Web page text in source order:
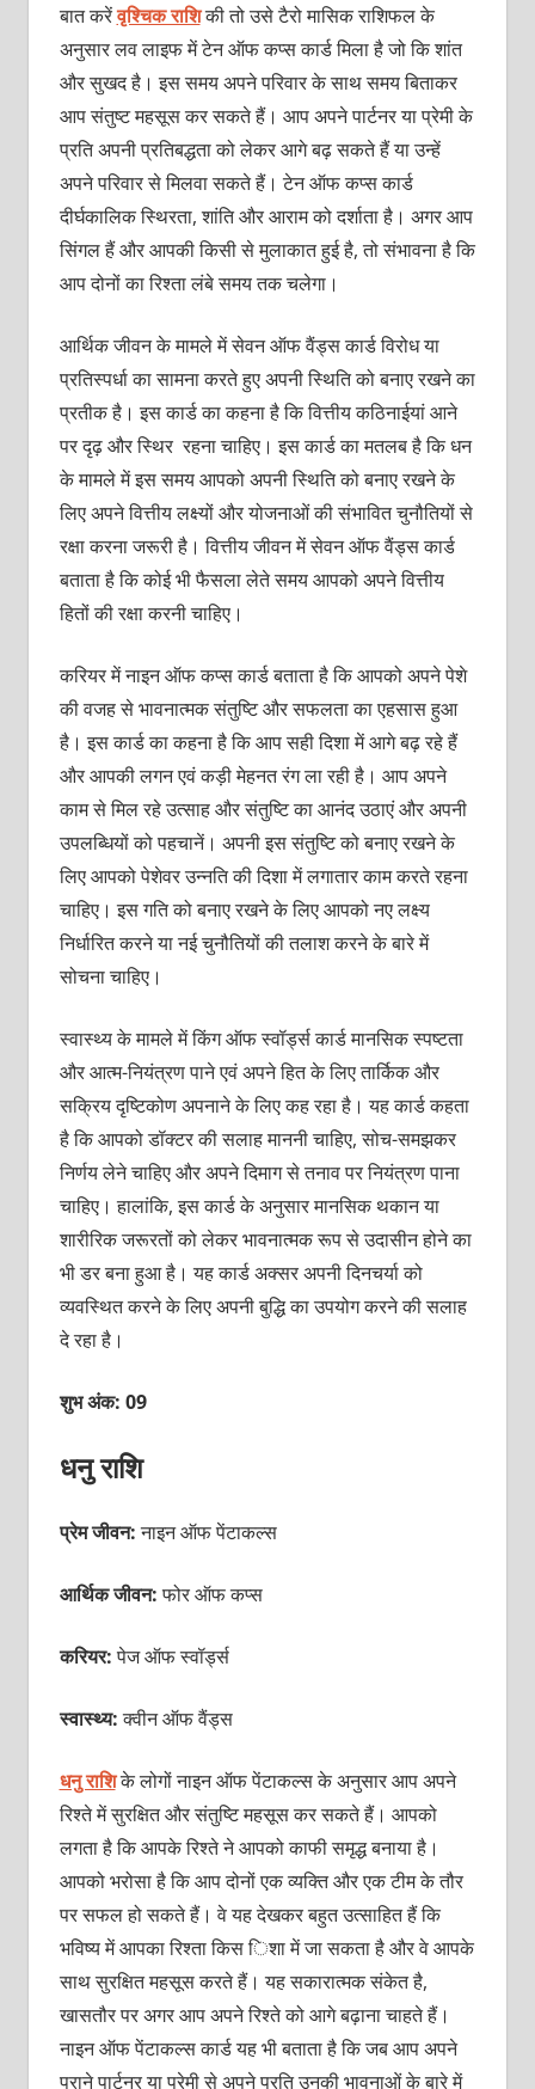
बात करेंवृश्चिक राशिकी तो उसे टैरो मासिक राशिफल के
अनुसार लव लाइफ में टेन ऑफ कप्‍स कार्ड मिला है जो कि शांत
और सुखद है। इस समय अपने परिवार के साथ समय बिताकर
आप संतुष्‍ट महसूस कर सकते हैं। आप अपने पार्टनर या प्रेमी के
प्रति अपनी प्रतिबद्धता को लेकर आगे बढ़ सकते हैं या उन्‍हें
अपने परिवार से मिलवा सकते हैं। टेन ऑफ कप्‍स कार्ड
दीर्घकालिक स्थिरता, शांति और आराम को दर्शाता है। अगर आप
सिंगल हैं और आपकी किसी से मुलाकात हुई है, तो संभावना है कि
आप दोनों का रिश्‍ता लंबे समय तक चलेगा।
आर्थिक जीवन के मामले में सेवन ऑफ वैंड्स कार्ड विरोध या
प्रतिस्‍पर्धा का सामना करते हुए अपनी स्थिति को बनाए रखने का
प्रतीक है। इस कार्ड का कहना है कि वित्तीय कठिनाईयां आने
पर दृढ़ और स्थिर रहना चाहिए। इस कार्ड का मतलब है कि धन
के मामले में इस समय आपको अपनी स्थिति को बनाए रखने के
लिए अपने वित्तीय लक्ष्‍यों और योजनाओं की संभावित चुनौतियों से
रक्षा करना जरूरी है। वित्तीय जीवन में सेवन ऑफ वैंड्स कार्ड
बताता है कि कोई भी फैसला लेते समय आपको अपने वित्तीय
हितों की रक्षा करनी चाहिए।
करियर में नाइन ऑफ कप्‍स कार्ड बताता है कि आपको अपने पेशे
की वजह से भावनात्‍मक संतुष्टि और सफलता का एहसास हुआ
है। इस कार्ड का कहना है कि आप सही दिशा में आगे बढ़ रहे हैं
और आपकी लगन एवं कड़ी मेहनत रंग ला रही है। आप अपने
काम से मिल रहे उत्‍साह और संतुष्टि का आनंद उठाएं और अपनी
उपलब्धियों को पहचानें। अपनी इस संतुष्टि को बनाए रखने के
लिए आपको पेशेवर उन्‍नति की दिशा में लगातार काम करते रहना
चाहिए। इस गति को बनाए रखने के लिए आपको नए लक्ष्‍य
निर्धारित करने या नई चुनौतियों की तलाश करने के बारे में
सोचना चाहिए।
स्‍वास्‍थ्‍य के मामले में किंग ऑफ स्‍वॉर्ड्स कार्ड मानसिक स्‍पष्‍टता
और आत्‍म-नियंत्रण पाने एवं अपने हित के लिए तार्किक और
सक्रिय दृष्टिकोण अपनाने के लिए कह रहा है। यह कार्ड कहता
है कि आपको डॉक्‍टर की सलाह माननी चाहिए, सोच-समझकर
निर्णय लेने चाहिए और अपने दिमाग से तनाव पर नियंत्रण पाना
चाहिए। हालांकि, इस कार्ड के अनुसार मानसिक थकान या
शारीरिक जरूरतों को लेकर भावनात्‍मक रूप से उदासीन होने का
भी डर बना हुआ है। यह कार्ड अक्‍सर अपनी दिनचर्या को
व्‍यवस्थित करने के लिए अपनी बुद्धि का उपयोग करने की सलाह
दे रहा है।
शुभ अंक: 09
धनु राशि
प्रेम जीवन:नाइन ऑफ पेंटाकल्स
आर्थिक जीवन:फोर ऑफ कप्‍स
करियर:पेज ऑफ स्‍वॉर्ड्स
स्वास्थ्य:क्वीन ऑफ वैंड्स
धनु राशिके लोगों नाइन ऑफ पेंटाकल्‍स के अनुसार आप अपने
रिश्‍ते में सुरक्षित और संतुष्टि महसूस कर सकते हैं। आपको
लगता है कि आपके रिश्‍ते ने आपको काफी समृद्ध बनाया है।
आपको भरोसा है कि आप दोनों एक व्‍यक्‍ति और एक टीम के तौर
पर सफल हो सकते हैं। वे यह देखकर बहुत उत्‍साहित हैं कि
भविष्‍य में आपका रिश्‍ता किस ि‍शा में जा सकता है और वे आपके
साथ सुरक्षित महसूस करते हैं। यह सकारात्‍मक संकेत है,
खासतौर पर अगर आप अपने रिश्‍ते को आगे बढ़ाना चाहते हैं।
नाइन ऑफ पेंटाकल्‍स कार्ड यह भी बताता है कि जब आप अपने
पुराने पार्टनर या प्रेमी से अपने प्रति उनकी भावनाओं के बारे में